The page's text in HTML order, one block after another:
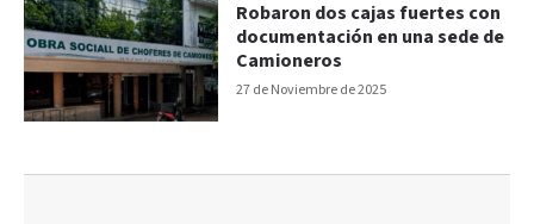
27 de Noviembre de 2025
Robaron dos cajas fuertes con
documentación en una sede de
Camioneros